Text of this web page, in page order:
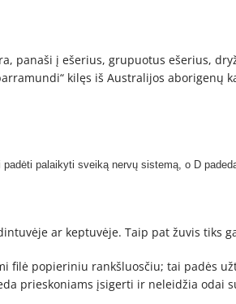
panaši į ešerius, grupuotus ešerius,
kilęs iš Australijos aborigenų
palaikyti sveiką nervų sistemą, o D
ar keptuvėje. Taip pat žuvis tiks
filė popieriniu rankšluosčiu; tai padės
prieskoniams įsigerti ir neleidžia odai